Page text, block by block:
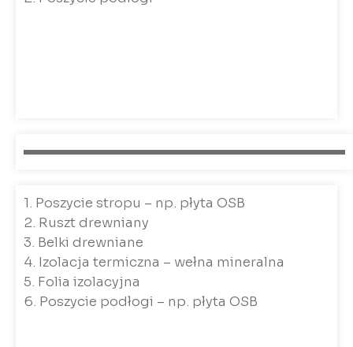
1. Poszycie stropu – np. płyta OSB
2. Ruszt drewniany
3. Belki drewniane
4. Izolacja termiczna – wełna mineralna
5. Folia izolacyjna
6. Poszycie podłogi – np. płyta OSB